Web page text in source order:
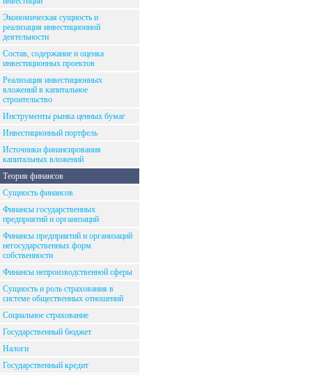
Экономическая сущность и
реализация инвестиционной
деятельности
Состав, содержание и оценка
инвестиционных проектов
Реализация инвестиционных
вложений в капитальное
строительство
Инструменты рынка ценных бумаг
Инвестиционный портфель
Источники финансирования
капитальных вложений
Теория финансов
Сущность финансов
Финансы государственных
предприятий и организаций
Финансы предприятий и организаций
негосударственных форм
собственности
Финансы непроизводственной сферы
Сущность и роль страхования в
системе общественных отношений
Социальное страхование
Государственный бюджет
Налоги
Государственный кредит